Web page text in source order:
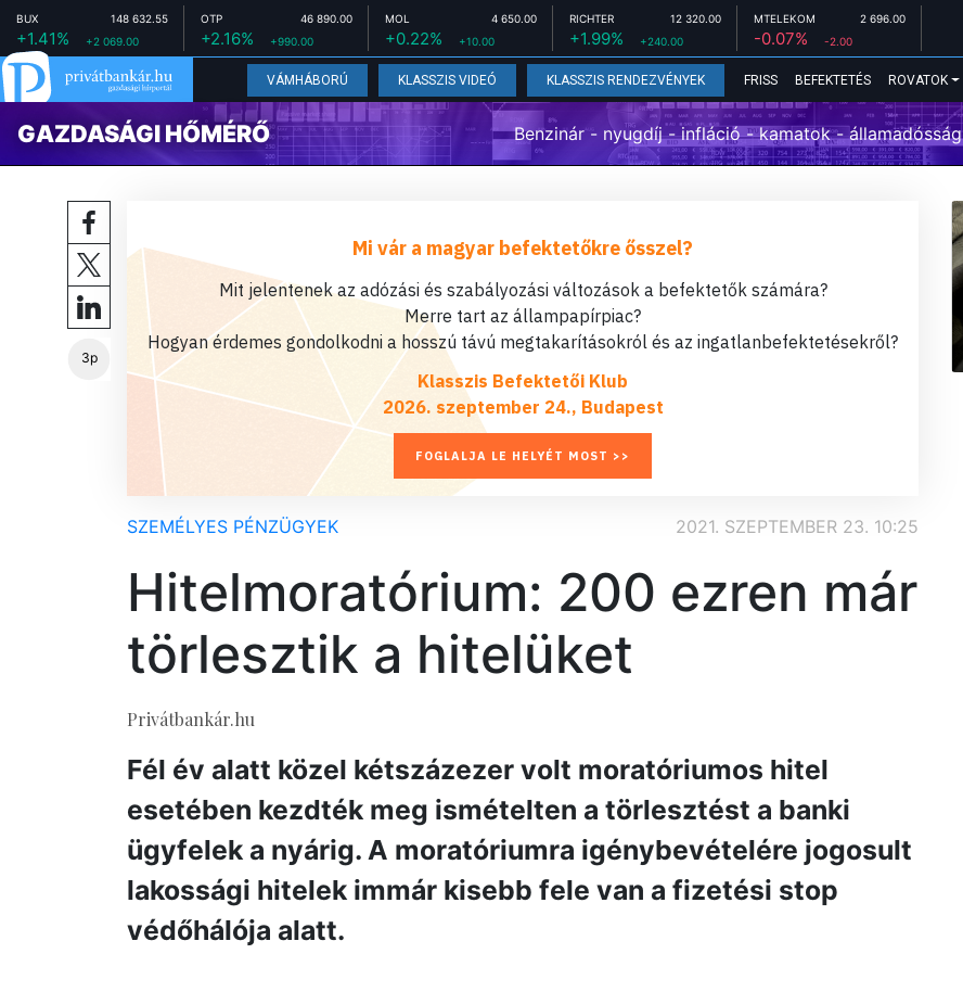
BUX 148 632.55
+1.41% +2 069.00
OTP 46 890.00
+2.16% +990.00
MOL 4 650.00
+0.22% +10.00
RICHTER 12 320.00
+1.99% +240.00
MTELEKOM 2 696.00
-0.07% -2.00
VÁMHÁBORÚ KLASSZIS VIDEÓ KLASSZIS RENDEZVÉNYEK FRISS BEFEKTETÉS ROVATOK
GAZDASÁGI HŐMÉRŐ Benzinár - nyugdíj - infláció - kamatok - államadósság
3p
Mi vár a magyar befektetőkre ősszel?
Mit jelentenek az adózási és szabályozási változások a befektetők számára?
Merre tart az állampapírpiac?
Hogyan érdemes gondolkodni a hosszú távú megtakarításokról és az ingatlanbefektetésekről?
Klasszis Befektetői Klub
2026. szeptember 24., Budapest
FOGLALJA LE HELYÉT MOST >>
SZEMÉLYES PÉNZÜGYEK 2021. SZEPTEMBER 23. 10:25
Hitelmoratórium: 200 ezren már
törlesztik a hitelüket
Privátbankár.hu
Fél év alatt közel kétszázezer volt moratóriumos hitel
esetében kezdték meg ismételten a törlesztést a banki
ügyfelek a nyárig. A moratóriumra igénybevételére jogosult
lakossági hitelek immár kisebb fele van a fizetési stop
védőhálója alatt.